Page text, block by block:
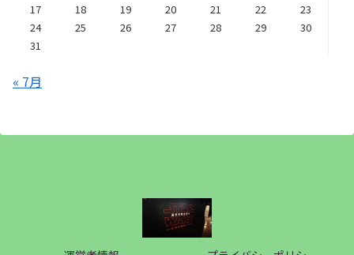
17
18 19 20 21 22
23
24
25 26 27 28 29
30
31
« 7月